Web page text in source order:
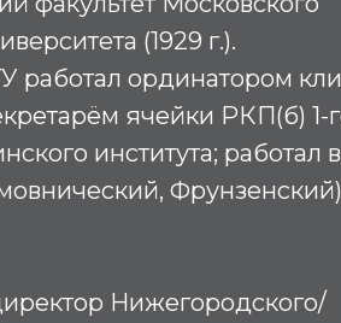
(1929 г.).
работал ординатором
ячейки РКП(б) 1-
института; работал в
Фрунзенский)
Нижегородского/